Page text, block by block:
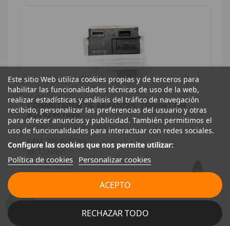
CONMUTADOR DE ARRANQUE 285904179R
A2C92561906
RENAULT CAPTUR 0.9 ENERGY
OEM: 285904179R
28,00 € Sin IVA
Este sitio Web utiliza cookies propias y de terceros para
habilitar las funcionalidades técnicas de uso de la web,
realizar estadísticas y análisis del tráfico de navegación
recibido, personalizar las preferencias del usuario y otras
para ofrecer anuncios y publicidad. También permitimos el
uso de funcionalidades para interactuar con redes sociales.
Configure las cookies que nos permite utilizar:
Política de cookies Personalizar cookies
RECHAZAR TODO
ACEPTO